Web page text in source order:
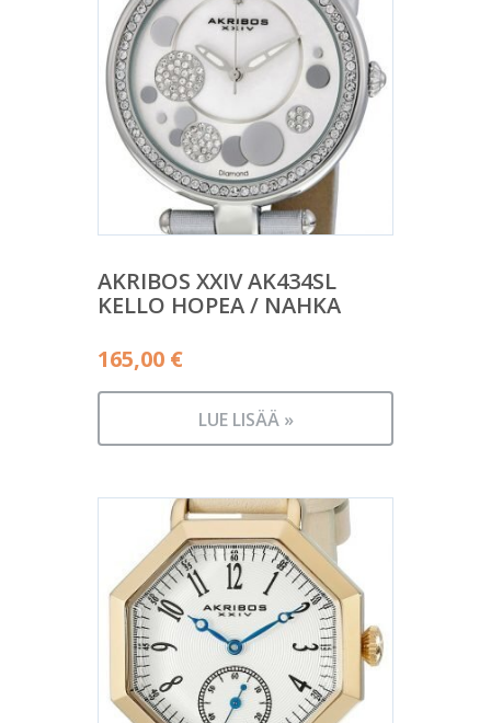
AKRIBOS XXIV AK434SL
KELLO HOPEA / NAHKA
165,00 €
LUE LISÄÄ »